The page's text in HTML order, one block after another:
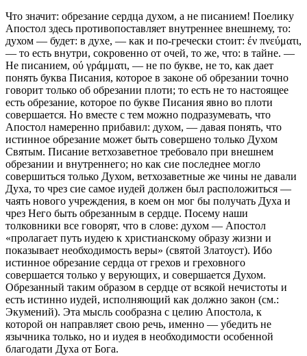
Что значит: обрезание сердца духом, а не писанием! Поелику
Апостол здесь противопоставляет внутреннее внешнему, то:
духом — будет: в духе, — как и по-гречески стоит: έν πνεύματι,
— то есть внутри, сокровенно от очей, то же, что: в тайне. —
Не писанием, ού γράμματι, — не по букве, не то, как дает
понять буква Писания, которое в законе об обрезании точно
говорит только об обрезании плоти; то есть не то настоящее
есть обрезание, которое по букве Писания явно во плоти
совершается. Но вместе с тем можно подразумевать, что
Апостол намеренно прибавил: духом, — давая понять, что
истинное обрезание может быть совершено только Духом
Святым. Писание ветхозаветное требовало при внешнем
обрезании и внутреннего; но как сие последнее могло
совершиться только Духом, ветхозаветные же чины не давали
Духа, то чрез сие самое иудей должен был расположиться —
чаять нового учреждения, в коем он мог бы получать Духа и
чрез Него быть обрезанным в сердце. Посему наши
толковники все говорят, что в слове: духом — Апостол
«пролагает путь иудею к христианскому образу жизни и
показывает необходимость веры» (святой Златоуст). Ибо
истинное обрезание сердца от грехов и греховного
совершается только у верующих, и совершается Духом.
Обрезанный таким образом в сердце от всякой нечистоты и
есть истинно иудей, исполняющий как должно закон (см.:
Экумений). Эта мысль сообразна с целию Апостола, к
которой он направляет свою речь, именно — убедить не
язычника только, но и иудея в необходимости особенной
благодати Духа от Бога.